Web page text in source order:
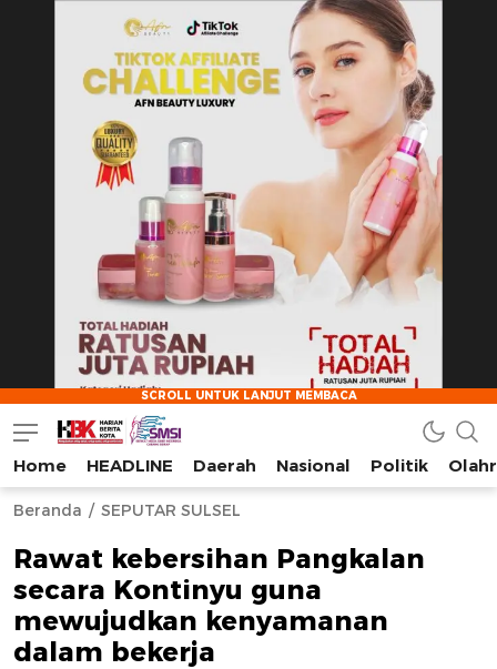
HarianBeritaKota
Mengabarkan Setiap Detil, Sudut, dan Cerita Kota
Home HEADLINE Daerah Nasional Politik
Beranda SEPUTAR SULSEL
Rawat kebersihan Pangkalan
secara Kontinyu guna
mewujudkan kenyamanan
dalam bekerja